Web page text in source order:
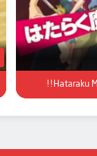
Hataraku